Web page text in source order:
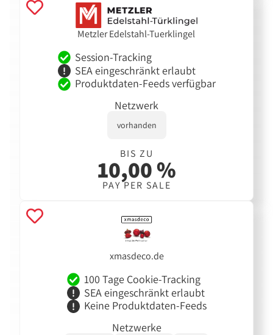
Metzler Edelstahl-Tuerklingel
Session-Tracking
SEA eingeschränkt erlaubt
Produktdaten-Feeds verfügbar
Netzwerk
vorhanden
BIS ZU
10,00 %
PAY PER SALE
xmasdeco.de
100 Tage Cookie-Tracking
SEA eingeschränkt erlaubt
Keine Produktdaten-Feeds
Netzwerke